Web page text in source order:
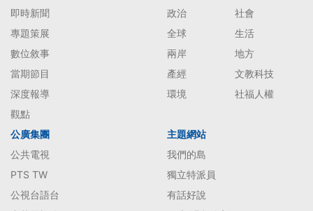
即時新聞
專題策展
數位敘事
當期節目
深度報導
觀點
政治
社會
全球
生活
兩岸
地方
產經
文教科技
環境
社福人權
公廣集團
公共電視
PTS TW
公視台語台
主題網站
我們的島
獨立特派員
有話好說